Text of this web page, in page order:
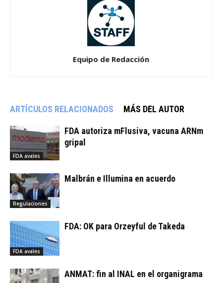
Equipo de Redacción
ARTÍCULOS RELACIONADOS MÁS DEL AUTOR
FDA avales
FDA autoriza mFlusiva, vacuna ARNm
gripal
Regulaciones
Malbrán e Illumina en acuerdo
FDA avales
FDA: OK para Orzeyful de Takeda
ANMAT: fin al INAL en el organigrama